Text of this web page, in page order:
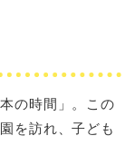
の時間」。この
を訪れ、子ども